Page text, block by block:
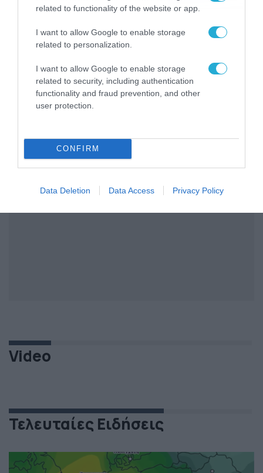
related to functionality of the website or app.
I want to allow Google to enable storage
related to personalization.
I want to allow Google to enable storage
related to security, including authentication
functionality and fraud prevention, and other
user protection.
CONFIRM
Data Deletion Data Access Privacy Policy
06/08/2026 22:00
Video
Τελευταίες Ειδήσεις